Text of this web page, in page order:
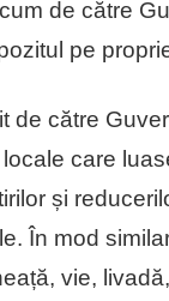
de către
pe
de către
care
și
În mod
vie,